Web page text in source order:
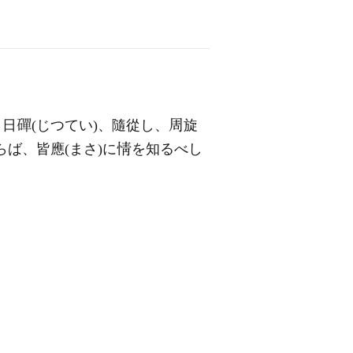
(じつてい)、隨從し、
旋
ば、皆應(まさ)に
を知るべし